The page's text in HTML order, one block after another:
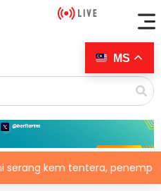
tentera, penempatan pelarian
MS